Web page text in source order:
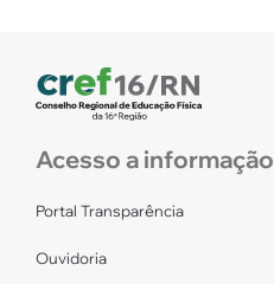
Acesso a informação
Portal Transparência
Ouvidoria